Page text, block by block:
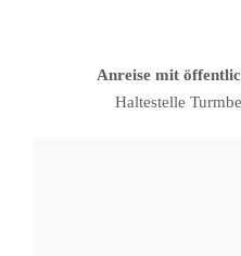
Anreise mit
Haltestelle